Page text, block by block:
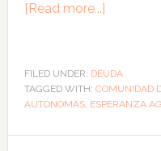
[Read more...]
FILED UNDER: DEUDA
TAGGED WITH: COMUNIDAD
AUTÓNOMAS, ESPERANZA